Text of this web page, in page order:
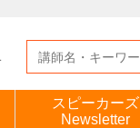
スピーカーズ
Newsletter